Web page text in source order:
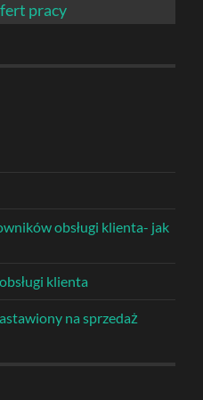
pracy
obsługi klienta- jak
klienta
na sprzedaż